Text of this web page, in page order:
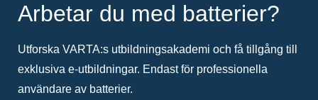
Arbetar du med batterier?
Utforska VARTA:s utbildningsakademi och få tillgång till
exklusiva e-utbildningar. Endast för professionella
användare av batterier.